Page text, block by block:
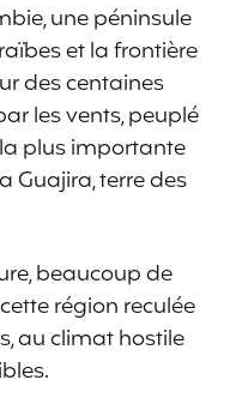
une péninsule
et la frontière
des centaines
les vents, peuplé
plus importante
Guajira, terre des
beaucoup de
région reculée
au climat hostile